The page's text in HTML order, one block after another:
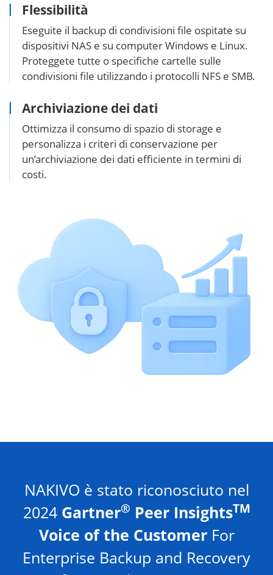
Flessibilità
Eseguite il backup di condivisioni file ospitate su
dispositivi NAS e su computer Windows e Linux.
Proteggete tutte o specifiche cartelle sulle
condivisioni file utilizzando i protocolli NFS e SMB.
Archiviazione dei dati
Ottimizza il consumo di spazio di storage e
personalizza i criteri di conservazione per
un’archiviazione dei dati efficiente in termini di
costi.
NAKIVO è stato riconosciuto nel
2024 Gartner® Peer InsightsTM
Voice of the CustomerFor
Enterprise Backup and Recovery